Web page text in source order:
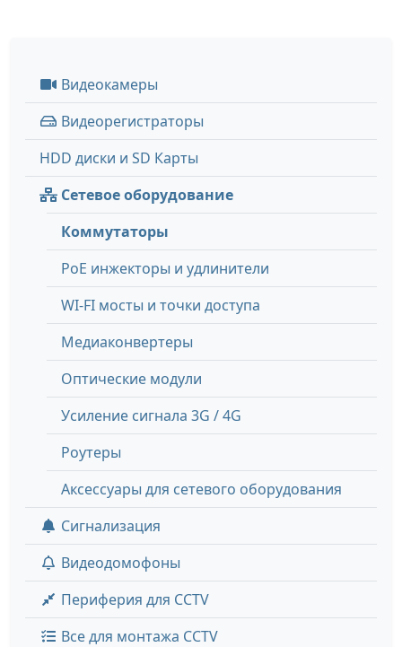
Видеокамеры
Видеорегистраторы
HDD диски и SD Карты
Сетевое оборудование
Коммутаторы
PoE инжекторы и удлинители
WI-FI мосты и точки доступа
Медиаконвертеры
Оптические модули
Усиление сигнала 3G / 4G
Роутеры
Аксессуары для сетевого оборудования
Сигнализация
Видеодомофоны
Периферия для CCTV
Все для монтажа CCTV